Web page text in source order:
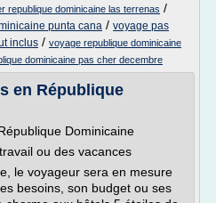
republique dominicaine las terrenas /
punta cana / voyage pas
inclus / voyage republique dominicaine
dominicaine pas cher decembre
en République
Dominicaine
ou des vacances
le voyageur sera en mesure
besoins, son budget ou ses